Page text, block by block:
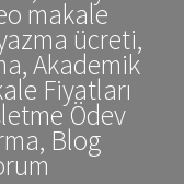
makale
ücreti,
Akademik
Fiyatları
Ödev
Blog